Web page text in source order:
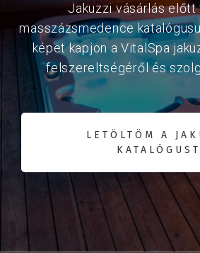
Jakuzzi vásárlás
masszázsmedence
képet kapjon a VitalSpa
felszereltségéről és
LETÖLTÖM A
KATALÓGUST